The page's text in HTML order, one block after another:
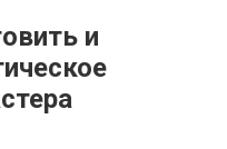
и